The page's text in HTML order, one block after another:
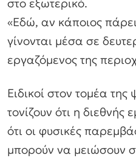
«Εδώ, αν κάποιος
γίνονται μέσα σε
εργαζόμενος της
Ειδικοί στον τομέα της
τονίζουν ότι η διεθνής
ότι οι φυσικές
μπορούν να μειώσουν